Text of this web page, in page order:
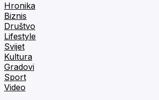
Hronika
Biznis
Društvo
Lifestyle
Svijet
Kultura
Gradovi
Sport
Video